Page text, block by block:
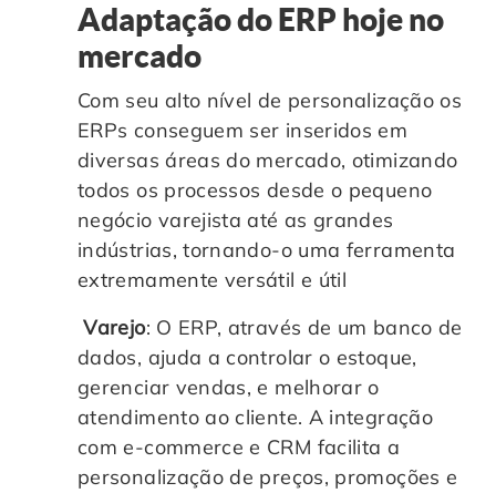
Adaptação do ERP hoje no
mercado
Com seu alto nível de personalização os
ERPs conseguem ser inseridos em
diversas áreas do mercado, otimizando
todos os processos desde o pequeno
negócio varejista até as grandes
indústrias, tornando-o uma ferramenta
extremamente versátil e útil
Varejo: O ERP, através de um banco de
dados, ajuda a controlar o estoque,
gerenciar vendas, e melhorar o
atendimento ao cliente. A integração
com e-commerce e CRM facilita a
personalização de preços, promoções e